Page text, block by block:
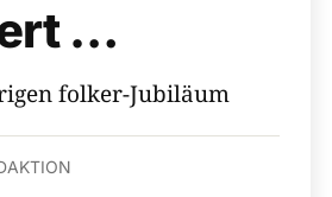
…
folker-Jubiläum